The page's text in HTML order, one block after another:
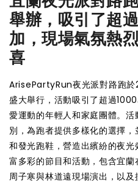
舉辦，吸引了超
加，現場氣氛熱
喜
ArisePartyRun夜光派對路跑
盛大舉行，活動吸引了超過
愛運動的年輕人和家庭團體。
別，為跑者提供多樣化的選擇
和發光跑鞋，營造出繽紛的夜
富多彩的節目和活動，包含宜
周子寒與林道遠現場演出，以